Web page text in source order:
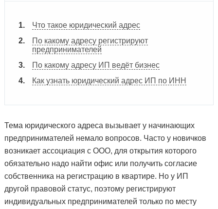
Что такое юридический адрес
По какому адресу регистрируют
предпринимателей
По какому адресу ИП ведёт бизнес
Как узнать юридический адрес ИП по ИНН
Тема юридического адреса вызывает у начинающих
предпринимателей немало вопросов. Часто у новичков
возникает ассоциация с ООО, для открытия которого
обязательно надо найти офис или получить согласие
собственника на регистрацию в квартире. Но у ИП
другой правовой статус, поэтому регистрируют
индивидуальных предпринимателей только по месту